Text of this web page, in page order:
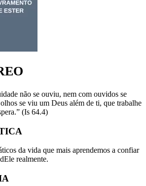
não se ouviu, nem com ouvidos se
se viu um Deus além de ti, que trabalhe
(Is 64.4)
da vida que mais aprendemos a confiar
realmente.